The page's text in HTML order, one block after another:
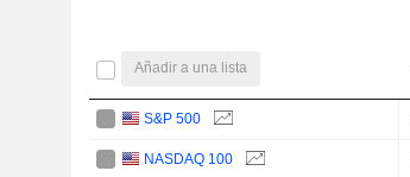
Añadir a una lista
S&P 500
NASDAQ 100